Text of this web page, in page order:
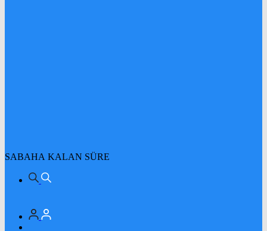
SABAHA KALAN SÜRE